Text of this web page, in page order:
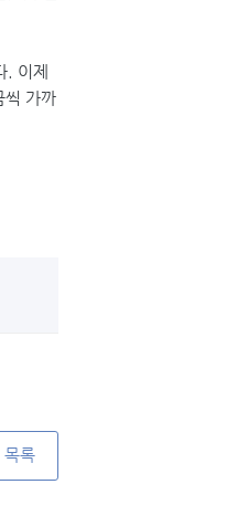
. 이제
씩 가까
목록